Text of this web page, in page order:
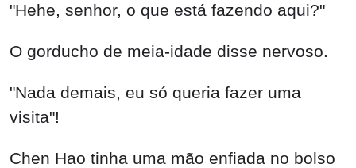
"Hehe, senhor, o que está fazendo aqui?"
O gorducho de meia-idade disse nervoso.
"Nada demais, eu só queria fazer uma
visita"!
Chen Hao tinha uma mão enfiada no bolso